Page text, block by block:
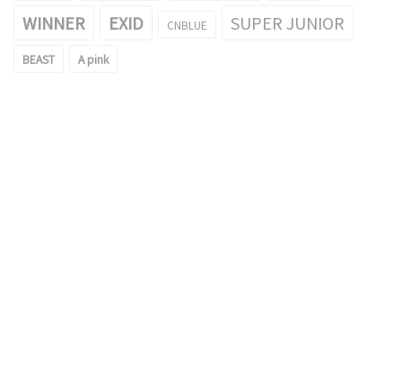
WINNER
EXID CNBLUE SUPER JUNIOR
BEAST A pink